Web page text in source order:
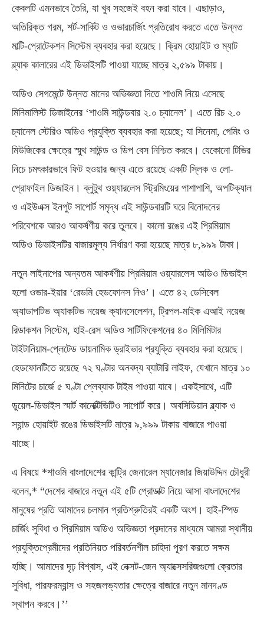
কেবলটি এমনভাবে তৈরি, যা খুব সহজেই বহন করা যাবে। এছাড়াও,
অতিরিক্ত গরম, শর্ট-সার্কিট ও ওভারচার্জিং প্রতিরোধ করতে এতে উন্নত
মাল্টি-প্রোটেকশন সিস্টেম ব্যবহার করা হয়েছে। ক্রিম হোয়াইট ও ম্যাট
ব্ল্যাক কালারের এই ডিভাইসটি পাওয়া যাচ্ছে মাত্র ২,৫৯৯ টাকায়।
অডিও সেগমেন্টে উন্নত মানের অভিজ্ঞতা দিতে শাওমি নিয়ে এসেছে
মিনিমালিস্ট ডিজাইনের ‘শাওমি সাউন্ডবার ২.০ চ্যানেল’। এতে রিচ ২.০
চ্যানেল স্টেরিও অডিও প্রযুক্তি ব্যবহার করা হয়েছে; যা সিনেমা, গেমিং ও
মিউজিকের ক্ষেত্রে স্মুথ সাউন্ড ও ডিপ বেস নিশ্চিত করবে। যেকোনো টিভির
নিচে চমৎকারভাবে ফিট হওয়ার জন্য এতে রয়েছে একটি স্লিক ও লো-
প্রোফাইল ডিজাইন। ব্লুটুথ ওয়্যারলেস স্ট্রিমিংয়ের পাশাপাশি, অপটিক্যাল
ও এইউএক্স ইনপুট সাপোর্ট সমৃদ্ধ এই সাউন্ডবারটি ঘরে বিনোদনের
পরিবেশকে আরও আকর্ষণীয় করে তুলবে। কালো রঙের এই প্রিমিয়াম
অডিও ডিভাইসটির বাজারমূল্য নির্ধারণ করা হয়েছে মাত্র ৮,৯৯৯ টাকা।
নতুন লাইনাপের অন্যতম আকর্ষণীয় প্রিমিয়াম ওয়্যারলেস অডিও ডিভাইস
হলো ওভার-ইয়ার ‘রেডমি হেডফোনস নিও’। এতে ৪২ ডেসিবেল
অ্যাডাপটিভ অ্যাকটিভ নয়েজ ক্যানসেলেশন, ট্রিপল-মাইক এআই নয়েজ
রিডাকশন সিস্টেম, হাই-রেস অডিও সার্টিফিকেশনের ৪০ মিলিমিটার
টাইটানিয়াম-প্লেটেড ডায়নামিক ড্রাইভার প্রযুক্তি ব্যবহার করা হয়েছে।
হেডফোনটিতে রয়েছে ৭২ ঘণ্টার অনবদ্য ব্যাটারি লাইফ, যেখানে মাত্র ১০
মিনিটের চার্জে ৫ ঘণ্টা প্লেব্যাক টাইম পাওয়া যাবে। একইসাথে, এটি
ডুয়েল-ডিভাইস স্মার্ট কানেক্টিভিটিও সাপোর্ট করে। অবসিডিয়ান ব্ল্যাক ও
স্যান্ড হোয়াইট রঙের ডিভাইসটি মাত্র ৯,৯৯৯ টাকায় বাজারে পাওয়া
যাচ্ছে।
এ বিষয়ে *শাওমি বাংলাদেশের কান্ট্রি জেনারেল ম্যানেজার জিয়াউদ্দিন চৌধুরী
বলেন,* “দেশের বাজারে নতুন এই ৫টি প্রোডাক্ট নিয়ে আসা বাংলাদেশের
মানুষের প্রতি আমাদের চলমান প্রতিশ্রুতিরই একটি অংশ। হাই-স্পিড
চার্জিং সুবিধা ও প্রিমিয়াম অডিও অভিজ্ঞতা প্রদানের মাধ্যমে আমরা স্থানীয়
প্রযুক্তিপ্রেমীদের প্রতিনিয়ত পরিবর্তনশীল চাহিদা পূরণ করতে সক্ষম
হচ্ছি। আমাদের দৃঢ় বিশ্বাস, এই নেক্সট-জেন অ্যাক্সেসরিজগুলো ক্রেতার
সুবিধা, পারফরম্যান্স ও সহজলভ্যতার ক্ষেত্রে বাজারে নতুন মানদণ্ড
স্থাপন করবে।’’